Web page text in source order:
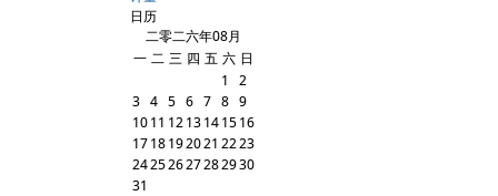
日历
二零二六年08月
一 二 三 四 五 六 日
1
2
3 4 5 6 7 8 9
1011 1213141516
1718192021 2223
24252627282930
31